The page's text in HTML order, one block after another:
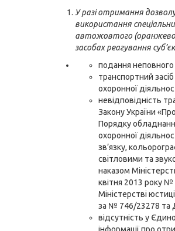
У разі отримання
використання
автожовтого
засобах реагування
подання
транспортний
охоронної
невідповідність
Закону України
Порядку
охоронної
зв’язку,
світловими та
наказом
квітня 2013 року №
Міністерстві
за № 746/23278 та
відсутність у